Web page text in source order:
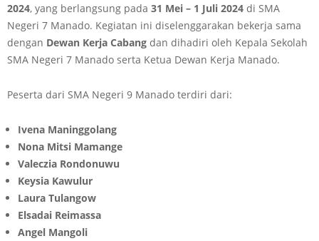
2024, yang berlangsung pada 31 Mei – 1 Juli 2024 di SMA
Negeri 7 Manado. Kegiatan ini diselenggarakan bekerja sama
dengan Dewan Kerja Cabang dan dihadiri oleh Kepala Sekolah
SMA Negeri 7 Manado serta Ketua Dewan Kerja Manado.
Peserta dari SMA Negeri 9 Manado terdiri dari:
Ivena Maninggolang
Nona Mitsi Mamange
Valeczia Rondonuwu
Keysia Kawulur
Laura Tulangow
Elsadai Reimassa
Angel Mangoli